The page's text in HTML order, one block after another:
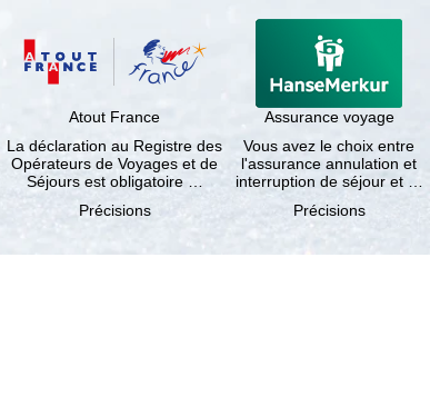
Atout France
La déclaration au Registre des
Opérateurs de Voyages et de
Séjours est obligatoire …
Précisions
Assurance voyage
Vous avez le choix entre
l'assurance annulation et
interruption de séjour et …
Précisions